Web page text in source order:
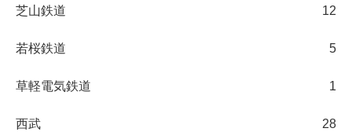
芝山鉄道 12
若桜鉄道 5
草軽電気鉄道 1
西武 28